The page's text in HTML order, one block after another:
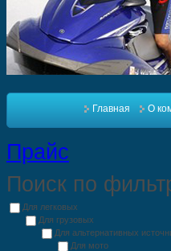
Главная О
Прайс
Поиск по
Для легковых
Для грузовых
Для альтернативных
Для мото